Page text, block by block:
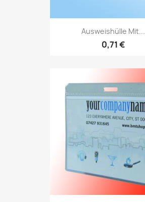
Ausweishülle Mit...
0,71 €